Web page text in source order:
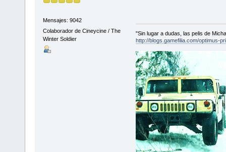
Mensajes: 9042
Colaborador de Cineycine / The
Winter Soldier
"Sin lugar a dudas, las pelis de
http://blogs.gamefilia.com/optimus-